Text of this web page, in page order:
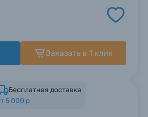
Заказать в 1 клик
Бесплатная доставка
5 000 р